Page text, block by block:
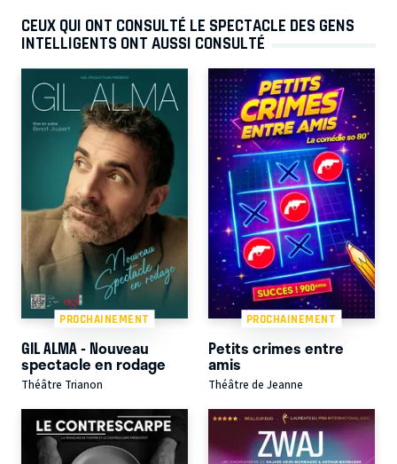
CEUX QUI ONT CONSULTÉ LE SPECTACLE DES GENS
INTELLIGENTS ONT AUSSI CONSULTÉ
PROCHAINEMENT
GIL ALMA - Nouveau
spectacle en rodage
Théâtre Trianon
PROCHAINEMENT
Petits crimes entre
amis
Théâtre de Jeanne